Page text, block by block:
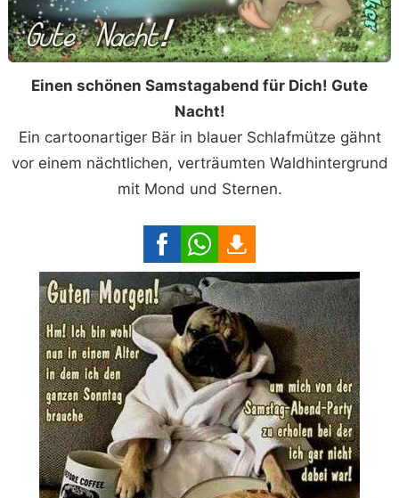
Einen schönen Samstagabend für Dich! Gute
Nacht!
Ein cartoonartiger Bär in blauer Schlafmütze gähnt
vor einem nächtlichen, verträumten Waldhintergrund
mit Mond und Sternen.